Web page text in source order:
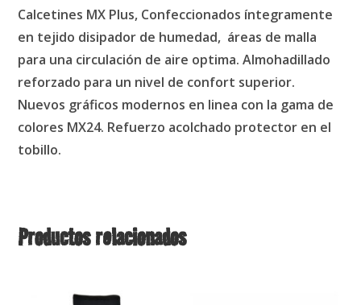
Calcetines MX Plus, Confeccionados íntegramente
en tejido disipador de humedad, áreas de malla
para una circulación de aire optima. Almohadillado
reforzado para un nivel de confort superior.
Nuevos gráficos modernos en linea con la gama de
colores MX24. Refuerzo acolchado protector en el
tobillo.
Productos relacionados